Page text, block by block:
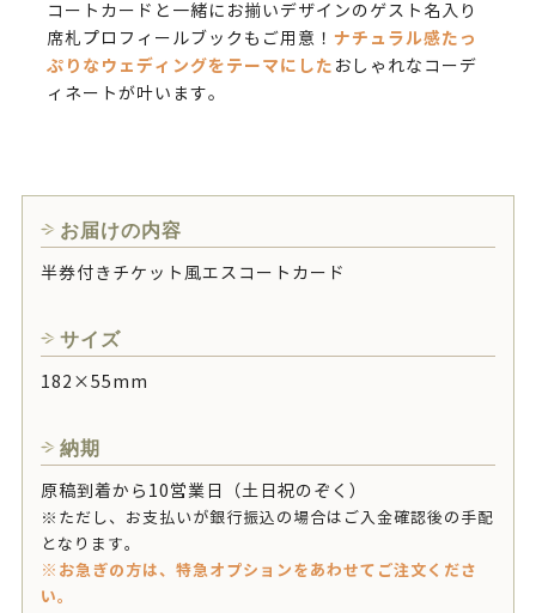
コートカードと一緒にお揃いデザインのゲスト名入り
席札プロフィールブックもご用意！ ナチュラル感たっ
ぷりなウェディングをテーマにした おしゃれなコーデ
ィネートが叶います。
お届けの内容
半券付きチケット風エスコートカード
サイズ
182×55mm
納期
原稿到着から10営業日（土日祝のぞく）
※ただし、お支払いが銀行振込の場合はご入金確認後の手配
となります。
※お急ぎの方は、特急オプションをあわせてご注文くださ
い。